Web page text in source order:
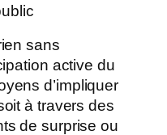
sans
active du
d’impliquer
à travers des
de surprise ou